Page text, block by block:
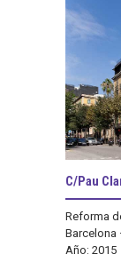
C/Pau
Reforma
Barcelona
Año: 2015